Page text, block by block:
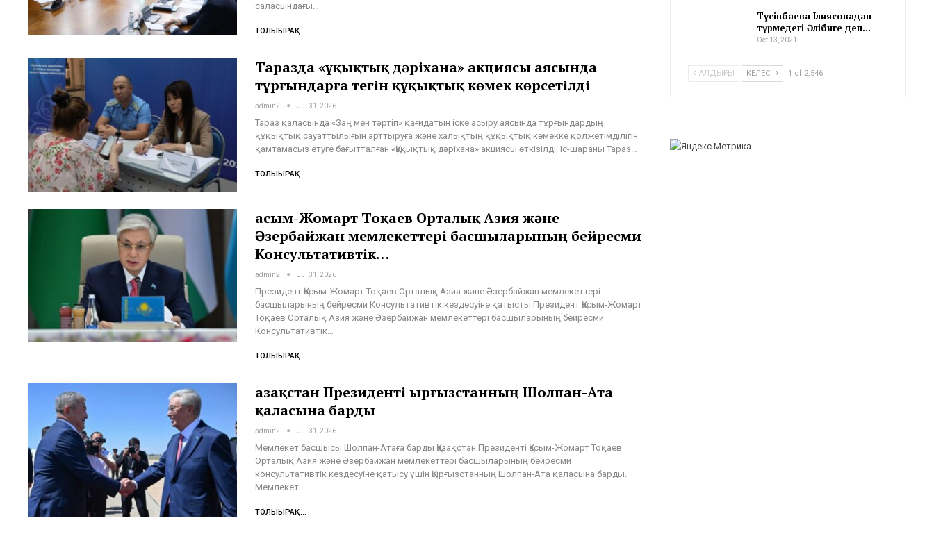
саласындағы…
ТОЛЫҒЫРАҚ...
Таразда «Құқықтық дәріхана» акциясы аясында
тұрғындарға тегін құқықтық көмек көрсетілді
admin2 Jul 31, 2026
Тараз қаласында «Заң мен тәртіп» қағидатын іске асыру аясында тұрғындардың
құқықтық сауаттылығын арттыруға және халықтың құқықтық көмекке қолжетімділігін
қамтамасыз етуге бағытталған «Құқықтық дәріхана» акциясы өткізілді. Іс-шараны Тараз…
ТОЛЫҒЫРАҚ...
Қасым-Жомарт Тоқаев Орталық Азия және
Әзербайжан мемлекеттері басшыларының бейресми
Консультативтік…
admin2 Jul 31, 2026
Президент Қасым-Жомарт Тоқаев Орталық Азия және Әзербайжан мемлекеттері
басшыларының бейресми Консультативтік кездесуіне қатысты Президент Қасым-Жомарт
Тоқаев Орталық Азия және Әзербайжан мемлекеттері басшыларының бейресми
Консультативтік…
ТОЛЫҒЫРАҚ...
Қазақстан Президенті Қырғызстанның Шолпан-Ата
қаласына барды
admin2 Jul 31, 2026
Мемлекет басшысы Шолпан-Атаға барды Қазақстан Президенті Қасым-Жомарт Тоқаев
Орталық Азия және Әзербайжан мемлекеттері басшыларының бейресми
консультативтік кездесуіне қатысу үшін Қырғызстанның Шолпан-Ата қаласына барды.
Мемлекет…
ТОЛЫҒЫРАҚ...
Түсіпбаева Ілиясовадан
түрмедегі Әлібиге деп…
Oct 13, 2021
АЛДЫҢҒЫ КЕЛЕСІ 1 of 2,546